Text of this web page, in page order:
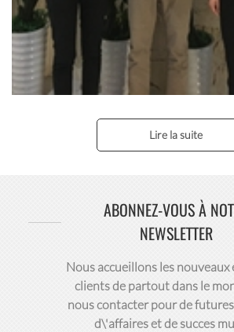
Lire la suite
ABONNEZ-VOUS À
NEWSLETTER
Nous accueillons les nouveaux
clients de partout dans le
nous contacter pour de
d\'affaires et de succès